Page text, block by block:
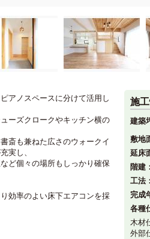
アノスペースに分けて活用し
ーズクロークやキッチン横の
斎も兼ねた広さのウォークイ
実し、
ど個々の場所もしっかり確保
効率のよい床下エアコンを採
施
建築
敷地
延床
階建
工法
完成
各種
木材
外部